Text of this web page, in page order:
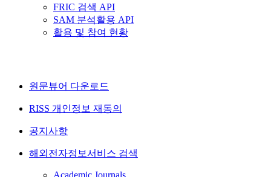
FRIC 검색 API
SAM 분석활용 API
활용 및 참여 현황
원문뷰어 다운로드
RISS 개인정보 재동의
공지사항
해외전자정보서비스 검색
Academic Journals